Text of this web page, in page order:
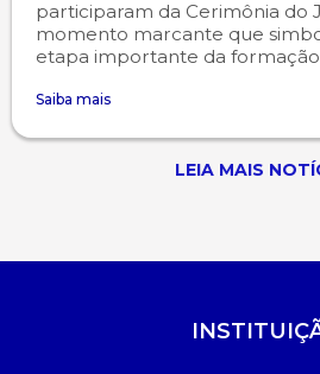
participaram da Cerimônia do
momento marcante que
etapa importante da
Saiba mais
LEIA MAIS